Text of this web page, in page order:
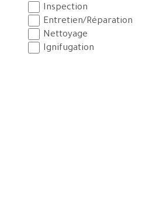
Inspection
Entretien/Réparation
Nettoyage
Ignifugation